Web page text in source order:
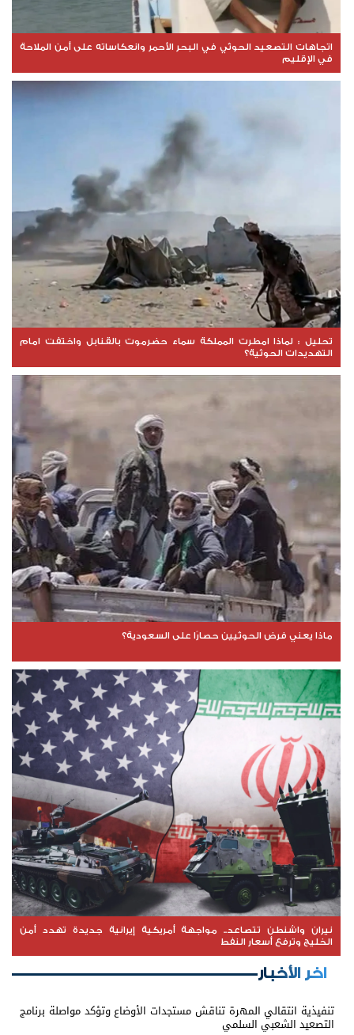
اتجاهات التصعيد الحوثي في البحر الأحمر وانعكاساته على أمن الملاحة
في الإقليم
تحليل : لماذا امطرت المملكة سماء حضرموت بالقنابل واختفت امام
التهديدات الحوثية؟
ماذا يعني فرض الحوثيين حصارًا على السعودية؟
نيران واشنطن تتصاعد.. مواجهة أمريكية إيرانية جديدة تهدد أمن
الخليج وترفع أسعار النفط
اخر الأخبار
تنفيذية انتقالي المهرة تناقش مستجدات الأوضاع وتؤكد مواصلة برنامج
التصعيد الشعبي السلمي